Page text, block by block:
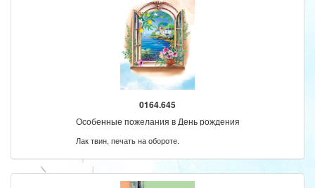
0164.645
Особенные пожелания в День рождения
Лак твин, печать на обороте.